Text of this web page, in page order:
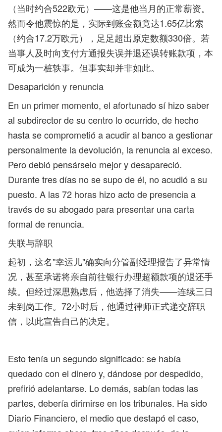
（当时约合522欧元）——这是他当月的正常薪资。
然而令他震惊的是，实际到账金额竟达1.65亿比索
（约合17.2万欧元），足足超出原定数额330倍。若
当事人及时向支付方通报失误并退还误转账款项，本
可成为一桩轶事。但事实却并非如此。
Desaparición y renuncia
En un primer momento, el afortunado sí hizo saber
al subdirector de su centro lo ocurrido, de hecho
hasta se comprometió a acudir al banco a gestionar
personalmente la devolución, la renuncia al exceso.
Pero debió pensárselo mejor y desapareció.
Durante tres días no se supo de él, no acudió a su
puesto. A las 72 horas hizo acto de presencia a
través de su abogado para presentar una carta
formal de renuncia.
失联与辞职
起初，这名"幸运儿"确实向分管副经理报告了异常情
况，甚至承诺将亲自前往银行办理超额款项的退还手
续。但经过深思熟虑后，他选择了消失——连续三日
未到岗工作。72小时后，他通过律师正式递交辞职
信，以此宣告自己的决定。
Esto tenía un segundo significado: se había
quedado con el dinero y, dándose por despedido,
prefirió adelantarse. Lo demás, sabían todas las
partes, debería dirimirse en los tribunales. Ha sido
Diario Financiero, el medio que destapó el caso,